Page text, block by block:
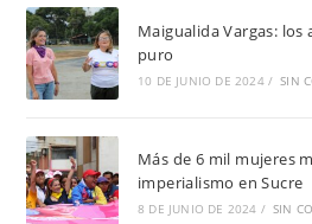
Maigualida Vargas:
puro
10 DE JUNIO DE 2024 / SIN
Más de 6 mil mujeres
imperialismo en Sucre
8 DE JUNIO DE 2024 / SIN